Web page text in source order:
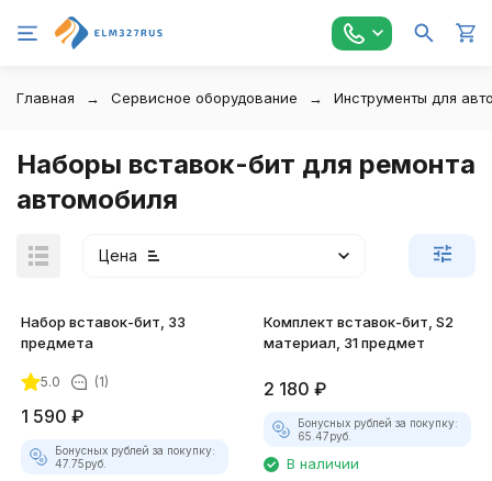
Главная Сервисное оборудование Инструменты для
Наборы вставок-бит для ремонта
автомобиля
Цена
Набор вставок-бит, 33
предмета
5.0 (1)
1 590 ₽
Бонусных рублей за покупку:
47.75руб.
Комплект вставок-бит, S2
материал, 31 предмет
2 180 ₽
Бонусных рублей за покупку:
65.47руб.
В наличии